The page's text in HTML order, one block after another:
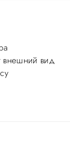
внешний вид